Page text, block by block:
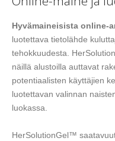
Hyvämaineisista online-
luotettava tietolähde
tehokkuudesta.
näillä alustoilla auttavat
potentiaalisten käyttäjien
luotettavan valinnan
luokassa.
HerSolutionGel™